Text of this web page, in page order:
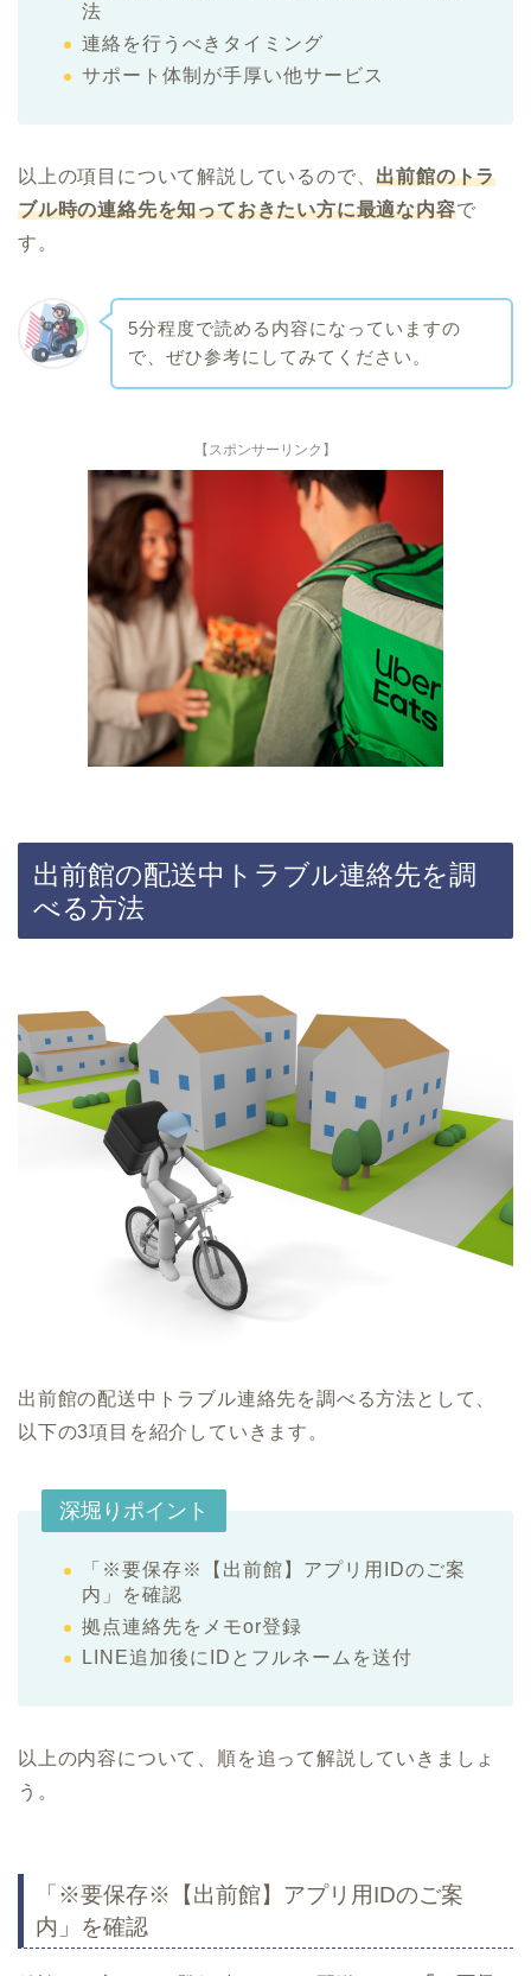
法
連絡を行うべきタイミング
サポート体制が手厚い他サービス
以上の項目について解説しているので、出前館のトラ
ブル時の連絡先を知っておきたい方に最適な内容で
す。
5分程度で読める内容になっていますの
で、ぜひ参考にしてみてください。
【スポンサーリンク】
出前館の配送中トラブル連絡先を調
べる方法
出前館の配送中トラブル連絡先を調べる方法として、
以下の3項目を紹介していきます。
深堀りポイント
「※要保存※【出前館】アプリ用IDのご案
内」を確認
拠点連絡先をメモor登録
LINE追加後にIDとフルネームを送付
以上の内容について、順を追って解説していきましょ
う。
「※要保存※【出前館】アプリ用IDのご案
内」を確認